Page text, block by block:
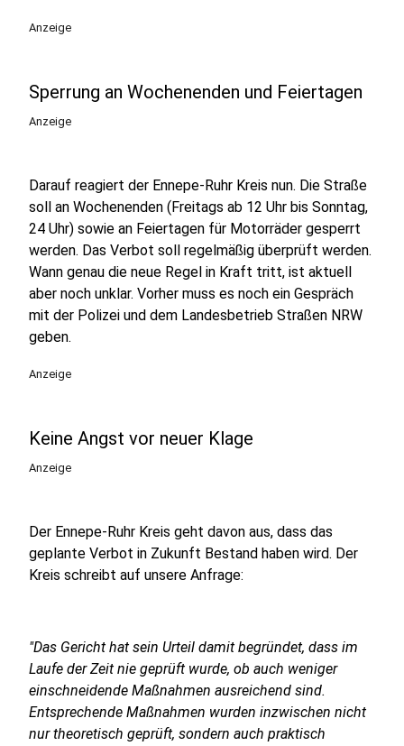
Anzeige
Sperrung an Wochenenden und Feiertagen
Anzeige
Darauf reagiert der Ennepe-Ruhr Kreis nun. Die Straße
soll an Wochenenden (Freitags ab 12 Uhr bis Sonntag,
24 Uhr) sowie an Feiertagen für Motorräder gesperrt
werden. Das Verbot soll regelmäßig überprüft werden.
Wann genau die neue Regel in Kraft tritt, ist aktuell
aber noch unklar. Vorher muss es noch ein Gespräch
mit der Polizei und dem Landesbetrieb Straßen NRW
geben.
Anzeige
Keine Angst vor neuer Klage
Anzeige
Der Ennepe-Ruhr Kreis geht davon aus, dass das
geplante Verbot in Zukunft Bestand haben wird. Der
Kreis schreibt auf unsere Anfrage:
"Das Gericht hat sein Urteil damit begründet, dass im
Laufe der Zeit nie geprüft wurde, ob auch weniger
einschneidende Maßnahmen ausreichend sind.
Entsprechende Maßnahmen wurden inzwischen nicht
nur theoretisch geprüft, sondern auch praktisch